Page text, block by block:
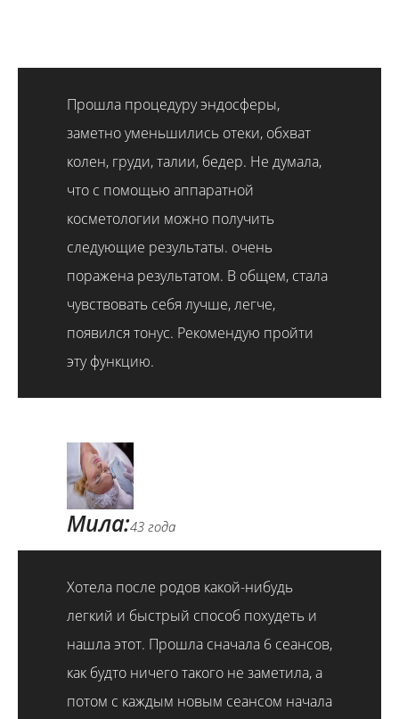
Прошла процедуру эндосферы,
заметно уменьшились отеки, обхват
колен, груди, талии, бедер. Не думала,
что с помощью аппаратной
косметологии можно получить
следующие результаты. очень
поражена результатом. В общем, стала
чувствовать себя лучше, легче,
появился тонус. Рекомендую пройти
эту функцию.
Мила:43 года
Хотела после родов какой-нибудь
легкий и быстрый способ похудеть и
нашла этот. Прошла сначала 6 сеансов,
как будто ничего такого не заметила, а
потом с каждым новым сеансом начала